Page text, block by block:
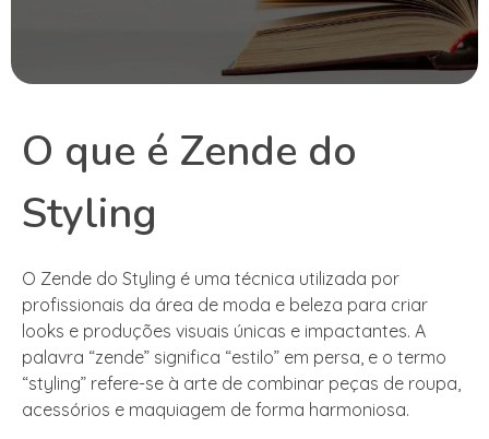
O que é Zende do
Styling
O Zende do Styling é uma técnica utilizada por
profissionais da área de moda e beleza para criar
looks e produções visuais únicas e impactantes. A
palavra “zende” significa “estilo” em persa, e o termo
“styling” refere-se à arte de combinar peças de roupa,
acessórios e maquiagem de forma harmoniosa.